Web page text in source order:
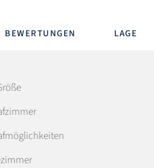
BEWERTUNGEN LAGE